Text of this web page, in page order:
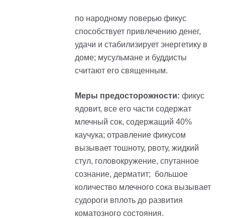
по народному поверью фикус
способствует привлечению денег,
удачи и стабилизирует энергетику в
доме; мусульмане и буддисты
считают его священным.
Меры предосторожности: фикус
ядовит, все его части содержат
млечный сок, содержащий 40%
каучука; отравление фикусом
вызывает тошноту, рвоту, жидкий
стул, головокружение, спутанное
сознание, дерматит; большое
количество млечного сока вызывает
судороги вплоть до развития
коматозного состояния.